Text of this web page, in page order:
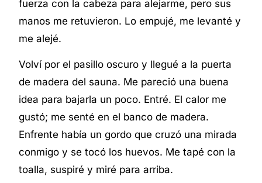
fuerza con la cabeza para alejarme, pero sus
manos me retuvieron. Lo empujé, me levanté y
me alejé.
Volví por el pasillo oscuro y llegué a la puerta
de madera del sauna. Me pareció una buena
idea para bajarla un poco. Entré. El calor me
gustó; me senté en el banco de madera.
Enfrente había un gordo que cruzó una mirada
conmigo y se tocó los huevos. Me tapé con la
toalla, suspiré y miré para arriba.